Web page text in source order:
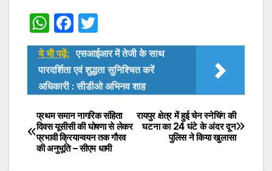
W
h
at
s
A
p
p
F
a
c
e
b
o
o
k
w
itt
er
ये भी पढ़ें: एसआईआर में तेजी के साथ
पारदर्शिता एवं शुद्धता सुनिश्चित करें
अधिकारी : सीडीओ अभिनव शाह
Post
navigation
रायपुर क्षेत्र में हुई चेन स्नेचिंग की
घटना का 24 घंटे के अंदर दून
पुलिस ने किया खुलासा
प्रथम समान नागरिक संहिता
दिवस यूसीसी की घोषणा से लेकर
प्रभावी क्रियान्वयन तक गौरव
की अनुभूति – सीएम धामी